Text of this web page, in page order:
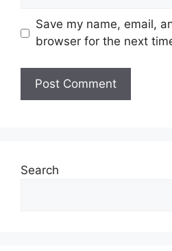
Save my name, email,
browser for the next
Search